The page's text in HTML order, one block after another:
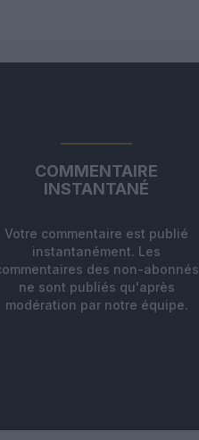
COMMENTAIRE
INSTANTANÉ
Votre commentaire est publié
instantanément. Les
des non-abonnés
ne sont publiés qu'après
modération par notre équipe.